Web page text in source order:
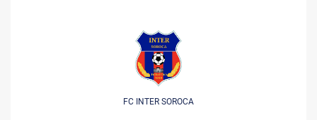
FC INTER SOROCA